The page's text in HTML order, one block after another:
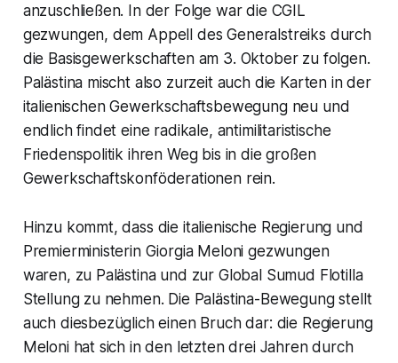
anzuschließen. In der Folge war die CGIL
gezwungen, dem Appell des Generalstreiks durch
die Basisgewerkschaften am 3. Oktober zu folgen.
Palästina mischt also zurzeit auch die Karten in der
italienischen Gewerkschaftsbewegung neu und
endlich findet eine radikale, antimilitaristische
Friedenspolitik ihren Weg bis in die großen
Gewerkschaftskonföderationen rein.
Hinzu kommt, dass die italienische Regierung und
Premierministerin Giorgia Meloni gezwungen
waren, zu Palästina und zur Global Sumud Flotilla
Stellung zu nehmen. Die Palästina-Bewegung stellt
auch diesbezüglich einen Bruch dar: die Regierung
Meloni hat sich in den letzten drei Jahren durch